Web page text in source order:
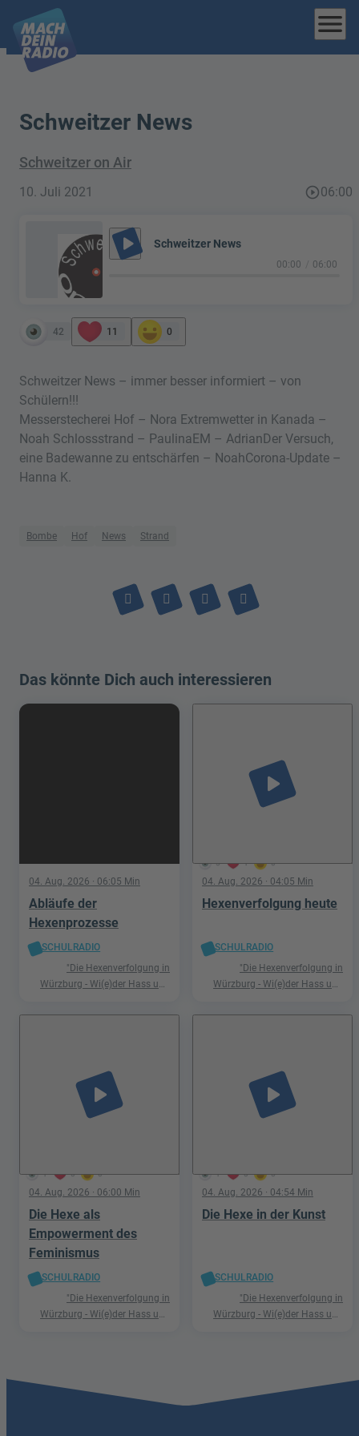
menu
Schweitzer News
Schweitzer on Air
10. Juli 2021 play_circle_outline06:00
play_arrow Schweitzer News
00:00 06:00
42 11 0
Schweitzer News – immer besser informiert – von
Schülern!!!
Messerstecherei Hof – Nora Extremwetter in Kanada –
Noah Schlossstrand – PaulinaEM – AdrianDer Versuch,
eine Badewanne zu entschärfen – NoahCorona-Update –
Hanna K.
Bombe Hof News Strand
Das könnte Dich auch interessieren
04. Aug. 2026 · 06:05 Min
Abläufe der
Hexenprozesse
SCHULRADIO
"Die Hexenverfolgung in
Würzburg - Wi(e)der Hass und
5 1 0
play_arrow
04. Aug. 2026 · 04:05 Min
Hexenverfolgung heute
SCHULRADIO
"Die Hexenverfolgung in
Würzburg - Wi(e)der Hass und
1 0 0
play_arrow
04. Aug. 2026 · 06:00 Min
Die Hexe als
Empowerment des
Feminismus
SCHULRADIO
"Die Hexenverfolgung in
Würzburg - Wi(e)der Hass und
1 0 0
play_arrow
04. Aug. 2026 · 04:54 Min
Die Hexe in der Kunst
SCHULRADIO
"Die Hexenverfolgung in
Würzburg - Wi(e)der Hass und